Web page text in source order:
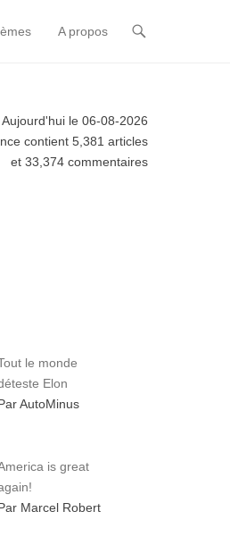
A propos
Aujourd'hui le 06-08-2026
contient 5,381 articles
et 33,374 commentaires
le monde
Elon
AutoMinus
is great
Marcel Robert